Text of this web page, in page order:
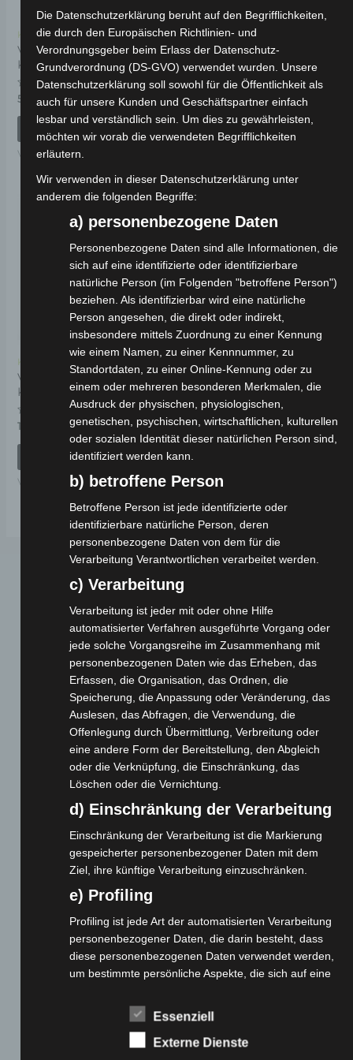
Kostenloser Versand
VS1 HINTERER
KOFFERHALTER
Bewertet
mit
0
59,00€ *
IN DEN WARENKORB
VS1
Kostenloser Versand
VS1 HINTERER
SCHWINGARM
Bewertet
mit
0
von
5
39,00€ *
IN DEN WARENKORB
Kostenloser Versand
VS1
KENNZEICHENHALTERUNG
Bewertet
0
19,00
IN DEN WARENKORB
VS1
Webseite
Cashback-Aktion
Händler werden
Home
Gemeinsam spenden
Jobs
Kontakt
Reklamation einreichen
Über uns
Produktpalette
Elektro-Chopper
Elektro-Fahrräder
Elektro-Kabinenroller
Elektro-Klappräder
Elektro-Lastendreiräder
Elektro-Roller
Die Datenschutzerklärung beruht auf den Begrifflichkeiten,
die durch den Europäischen Richtlinien- und
Verordnungsgeber beim Erlass der Datenschutz-
Grundverordnung (DS-GVO) verwendet wurden. Unsere
Datenschutzerklärung soll sowohl für die Öffentlichkeit als
auch für unsere Kunden und Geschäftspartner einfach
lesbar und verständlich sein. Um dies zu gewährleisten,
möchten wir vorab die verwendeten Begrifflichkeiten
erläutern.
Wir verwenden in dieser Datenschutzerklärung unter
anderem die folgenden Begriffe:
a) personenbezogene Daten
Personenbezogene Daten sind alle Informationen, die
sich auf eine identifizierte oder identifizierbare
natürliche Person (im Folgenden "betroffene Person")
beziehen. Als identifizierbar wird eine natürliche
Person angesehen, die direkt oder indirekt,
insbesondere mittels Zuordnung zu einer Kennung
wie einem Namen, zu einer Kennnummer, zu
Standortdaten, zu einer Online-Kennung oder zu
einem oder mehreren besonderen Merkmalen, die
Ausdruck der physischen, physiologischen,
genetischen, psychischen, wirtschaftlichen, kulturellen
oder sozialen Identität dieser natürlichen Person sind,
identifiziert werden kann.
b) betroffene Person
Betroffene Person ist jede identifizierte oder
identifizierbare natürliche Person, deren
personenbezogene Daten von dem für die
Verarbeitung Verantwortlichen verarbeitet werden.
c) Verarbeitung
Verarbeitung ist jeder mit oder ohne Hilfe
automatisierter Verfahren ausgeführte Vorgang oder
jede solche Vorgangsreihe im Zusammenhang mit
personenbezogenen Daten wie das Erheben, das
Erfassen, die Organisation, das Ordnen, die
Speicherung, die Anpassung oder Veränderung, das
Auslesen, das Abfragen, die Verwendung, die
Offenlegung durch Übermittlung, Verbreitung oder
eine andere Form der Bereitstellung, den Abgleich
oder die Verknüpfung, die Einschränkung, das
Löschen oder die Vernichtung.
d) Einschränkung der Verarbeitung
Einschränkung der Verarbeitung ist die Markierung
gespeicherter personenbezogener Daten mit dem
Ziel, ihre künftige Verarbeitung einzuschränken.
e) Profiling
Profiling ist jede Art der automatisierten Verarbeitung
personenbezogener Daten, die darin besteht, dass
diese personenbezogenen Daten verwendet werden,
um bestimmte persönliche Aspekte, die sich auf eine
insbesondere, um Aspekte bezüglich Arbeitsleistung,
wirtschaftlicher Lage, Gesundheit, persönlicher
Vorlieben, Interessen, Zuverlässigkeit, Verhalten,
Essenziell
Externe Dienste